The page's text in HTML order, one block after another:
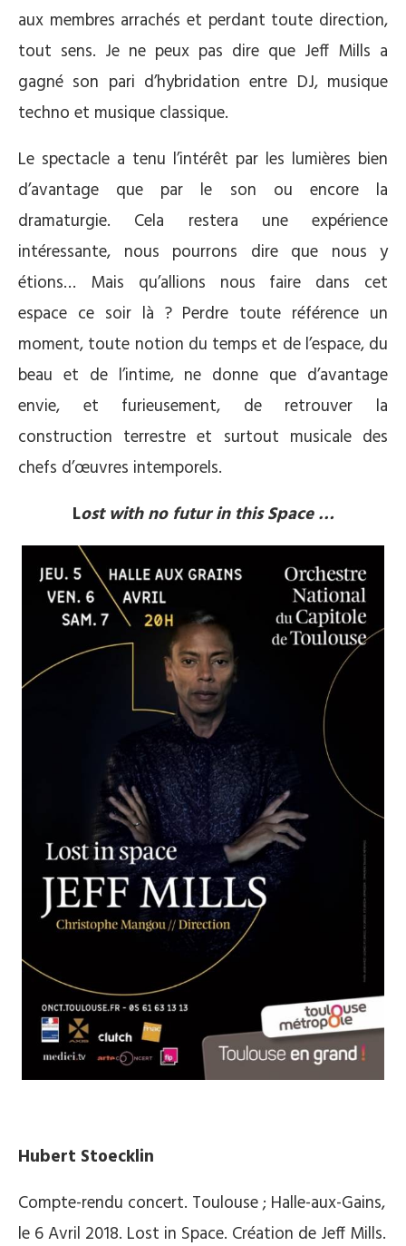
aux membres arrachés et perdant toute direction,
tout sens. Je ne peux pas dire que Jeff Mills a
gagné son pari d’hybridation entre DJ, musique
techno et musique classique.
Le spectacle a tenu l’intérêt par les lumières bien
d’avantage que par le son ou encore la
dramaturgie. Cela restera une expérience
intéressante, nous pourrons dire que nous y
étions… Mais qu’allions nous faire dans cet
espace ce soir là ? Perdre toute référence un
moment, toute notion du temps et de l’espace, du
beau et de l’intime, ne donne que d’avantage
envie, et furieusement, de retrouver la
construction terrestre et surtout musicale des
chefs d’œuvres intemporels.
Lost with no futur in this Space …
Hubert Stoecklin
Compte-rendu concert. Toulouse ; Halle-aux-Gains,
le 6 Avril 2018. Lost in Space. Création de Jeff Mills.